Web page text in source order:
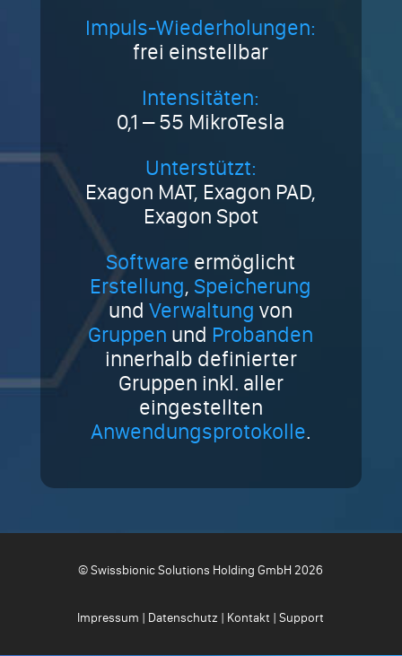
Impuls-Wiederholungen:
frei einstellbar
Intensitäten:
0,1 – 55 MikroTesla
Unterstützt:
Exagon MAT, Exagon PAD,
Exagon Spot
Software ermöglicht
Erstellung, Speicherung
undVerwaltung von
Gruppen und Probanden
innerhalb definierter
Gruppen inkl. aller
eingestellten
Anwendungsprotokolle.
© Swissbionic Solutions Holding GmbH 2026
Impressum | Datenschutz | Kontakt |Support